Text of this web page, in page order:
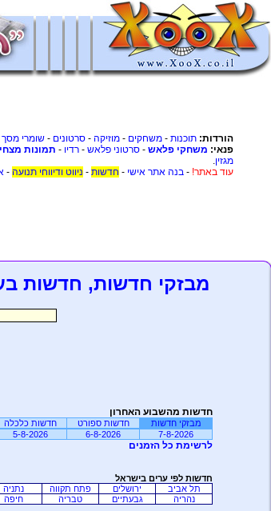
הורדות: תוכנות - משחקים - מוזיקה - סרטונים - שומרי מסך
פנאי: משחקי פלאש - סרטוני פלאש - רדיו - תמונות
מגזין.
עוד באתר! - בנה אתר אישי - חדשות - ניווט ודיווחי תנועה -
מבזקי חדשות, חדשות
חדשות מהשבוע האחרון
מבזקי חדשות חדשות ספורט
חדשות כלכלה
7-8-2026
6-8-2026
5-8-2026
לרשימת כל הזמנים
חדשות לפי ערים בישראל
תל אביב
ירושלים פתח תקווה נתניה
נהריה
גבעתיים טבריה חיפה